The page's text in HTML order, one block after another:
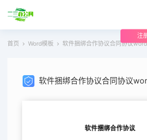
注
首页 Word模板 软件捆绑合作协议合同协议